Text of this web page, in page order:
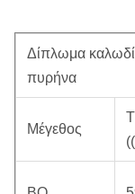
Δίπλωμα
πυρήνα
Μέγεθος